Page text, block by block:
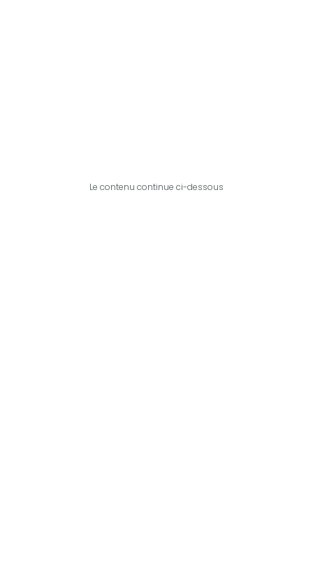
Le contenu continue ci-dessous